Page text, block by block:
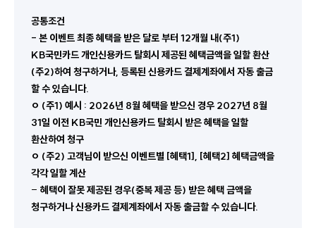
공통조건
- 본 이벤트 최종 혜택을 받은 달로 부터 12개월 내(주1)
KB국민카드 개인신용카드 탈회시 제공된 혜택금액을 일할 환산
(주2)하여 청구하거나, 등록된 신용카드 결제계좌에서 자동 출금
할 수 있습니다.
ㅇ (주1) 예시 : 2026년 8월 혜택을 받으신 경우 2027년 8월
31일 이전 KB국민 개인신용카드 탈회시 받은 혜택을 일할
환산하여 청구
ㅇ (주2) 고객님이 받으신 이벤트별 [혜택1], [혜택2] 혜택금액을
각각 일할 계산
- 혜택이 잘못 제공된 경우(중복 제공 등) 받은 혜택 금액을
청구하거나 신용카드 결제계좌에서 자동 출금할 수 있습니다.